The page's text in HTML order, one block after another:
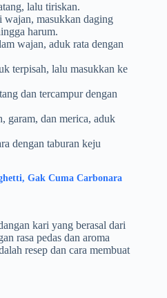
lalu tiriskan.
wajan, masukkan daging
harum.
wajan, aduk rata dengan
terpisah, lalu masukkan ke
dan tercampur dengan
garam, dan merica, aduk
dengan taburan keju
Gak Cuma Carbonara
kari yang berasal dari
rasa pedas dan aroma
resep dan cara membuat